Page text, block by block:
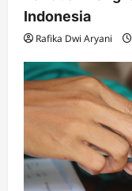
Indonesia
Rafika Dwi Aryani